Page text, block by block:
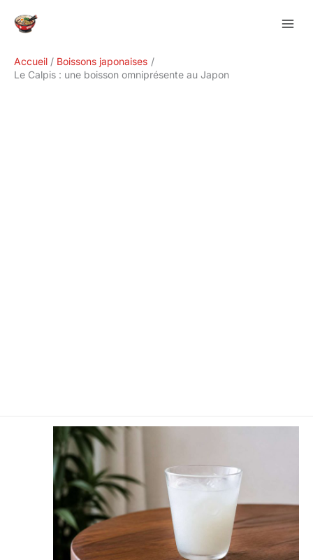
Accueil
Boissons japonaises
Le Calpis : une boisson omniprésente au Japon